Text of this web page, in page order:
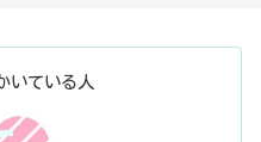
いている人